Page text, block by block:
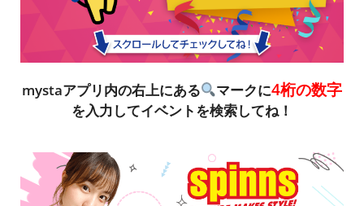
mystaアプリ内の右上にある マークに4桁の数字
を入力してイベントを検索してね！